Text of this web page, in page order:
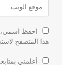
احفظ اسمي،
هذا المتصفح
أعلمني